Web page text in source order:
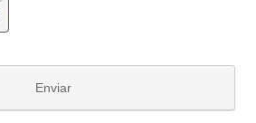
Enviar